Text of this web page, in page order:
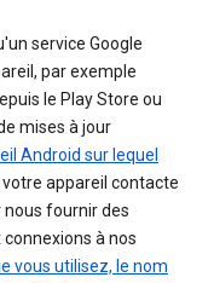
service Google
par exemple
le Play Store ou
mises à jour
Android sur lequel
votre appareil contacte
nous fournir des
à nos
vous utilisez, le nom